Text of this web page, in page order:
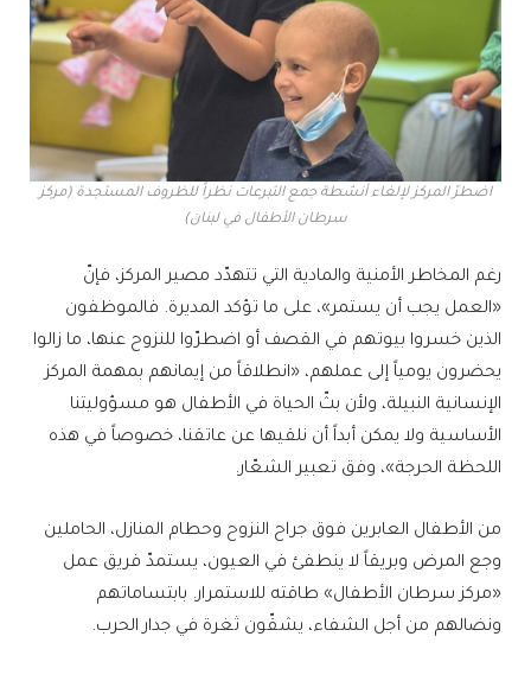
اضطرّ المركز لإلغاء أنشطة جمع التبرعات نظراً للظروف المستجدة (مركز
سرطان الأطفال في لبنان)
رغم المخاطر الأمنية والمادية التي تتهدّد مصير المركز، فإنّ
«العمل يجب أن يستمر»، على ما تؤكد المديرة. فالموظفون
الذين خسروا بيوتهم في القصف أو اضطرّوا للنزوح عنها، ما زالوا
يحضرون يومياً إلى عملهم، «انطلاقاً من إيمانهم بمهمة المركز
الإنسانية النبيلة، ولأن بثّ الحياة في الأطفال هو مسؤوليتنا
الأساسية ولا يمكن أبداً أن نلقيها عن عاتقنا، خصوصاً في هذه
اللحظة الحرجة»، وفق تعبير الشعّار.
من الأطفال العابرين فوق جراح النزوح وحطام المنازل، الحاملين
وجع المرض وبريقاً لا ينطفئ في العيون، يستمدّ فريق عمل
«مركز سرطان الأطفال» طاقته للاستمرار. بابتساماتهم
ونضالهم من أجل الشفاء، يشقّون ثغرة في جدار الحرب.